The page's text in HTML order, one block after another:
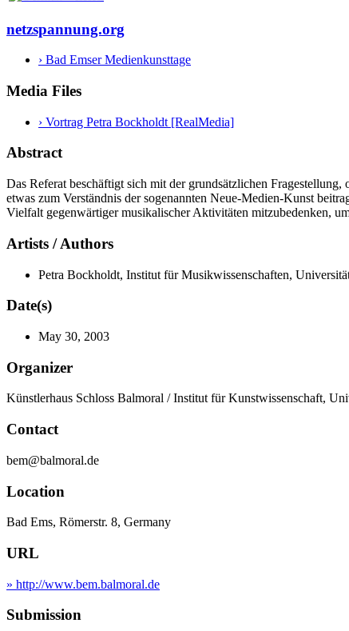
netzspannung.org
› Bad Emser Medienkunsttage
Media Files
› Vortrag Petra Bockholdt [RealMedia]
Abstract
Das Referat beschäftigt sich mit der grundsätzlichen
etwas zum Verständnis der sogenannten Neue-Medien-Kunst
Vielfalt gegenwärtiger musikalischer Aktivitäten mitzubedenken,
Artists / Authors
Petra Bockholdt, Institut für Musikwissenschaften,
Date(s)
May 30, 2003
Organizer
Künstlerhaus Schloss Balmoral / Institut für Kunstwissenschaft,
Contact
bem@balmoral.de
Location
Bad Ems, Römerstr. 8, Germany
URL
» http://www.bem.balmoral.de
Submission